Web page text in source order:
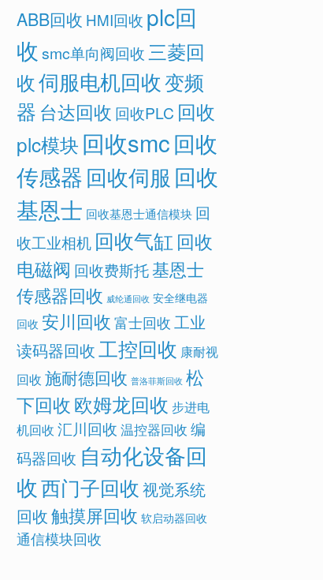
ABB回收 HMI回收 plc回
收 smc单向阀回收三菱回
收伺服电机回收变频
器 台达回收 回收PLC 回收
plc模块 回收smc回收
传感器回收伺服 回收
基恩士 回收基恩士通信模块 回
收工业相机 回收气缸 回收
电磁阀 回收费斯托基恩士
传感器回收 威纶通回收 安全继电器
回收 安川回收 富士回收 工业
读码器回收工控回收 康耐视
回收 施耐德回收 普洛菲斯回收 松
下回收欧姆龙回收 步进电
机回收 汇川回收 温控器回收 编
码器回收 自动化设备回
收西门子回收视觉系统
回收触摸屏回收 软启动器回收
通信模块回收